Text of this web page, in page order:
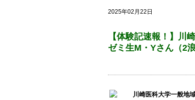
2025年02月22日
【体験記速報！】川
ゼミ生M・Yさん（2
川崎医科大学一般地